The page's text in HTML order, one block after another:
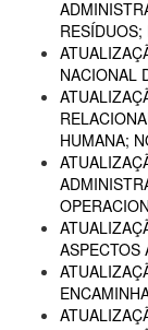
NACIONAL
HUMANA;
ASPECTOS